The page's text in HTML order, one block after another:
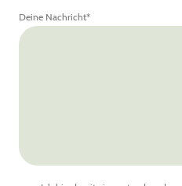
Deine Nachricht*